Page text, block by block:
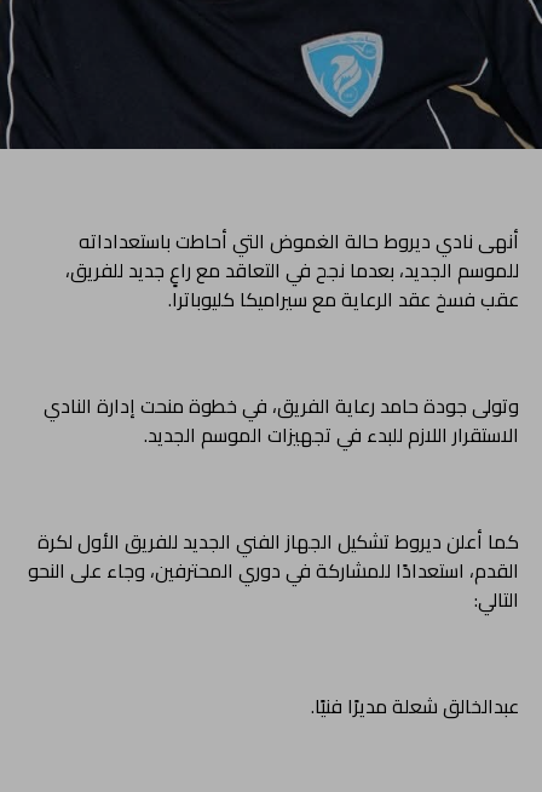
أنهى نادي ديروط حالة الغموض التي أحاطت باستعداداته
للموسم الجديد، بعدما نجح في التعاقد مع راعٍ جديد للفريق،
عقب فسخ عقد الرعاية مع سيراميكا كليوباترا.
وتولى جودة حامد رعاية الفريق، في خطوة منحت إدارة النادي
الاستقرار اللازم للبدء في تجهيزات الموسم الجديد.
كما أعلن ديروط تشكيل الجهاز الفني الجديد للفريق الأول لكرة
القدم، استعدادًا للمشاركة في دوري المحترفين، وجاء على النحو
التالي:
عبدالخالق شعلة مديرًا فنيًا.